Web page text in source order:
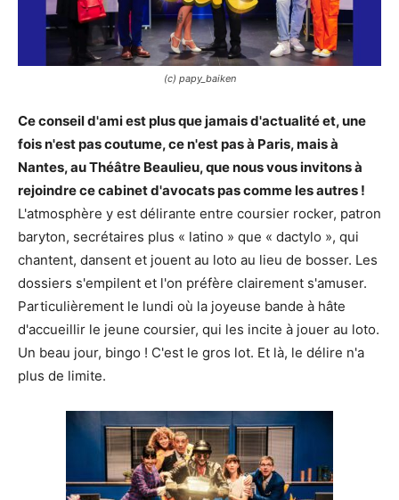
(c) papy_baiken
Ce conseil d'ami est plus que jamais d'actualité et, une
fois n'est pas coutume, ce n'est pas à Paris, mais à
Nantes, au Théâtre Beaulieu, que nous vous invitons à
rejoindre ce cabinet d'avocats pas comme les autres !
L'atmosphère y est délirante entre coursier rocker, patron
baryton, secrétaires plus « latino » que « dactylo », qui
chantent, dansent et jouent au loto au lieu de bosser. Les
dossiers s'empilent et l'on préfère clairement s'amuser.
Particulièrement le lundi où la joyeuse bande à hâte
d'accueillir le jeune coursier, qui les incite à jouer au loto.
Un beau jour, bingo ! C'est le gros lot. Et là, le délire n'a
plus de limite.